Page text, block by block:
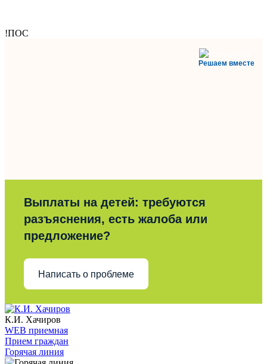
!ПОС
Решаем вместе
Выплаты на детей: требуются
разъяснения, есть жалоба или
предложение?
Написать о проблеме
К.И. Хачиров
WEB приемная
Прием граждан
Горячая линия